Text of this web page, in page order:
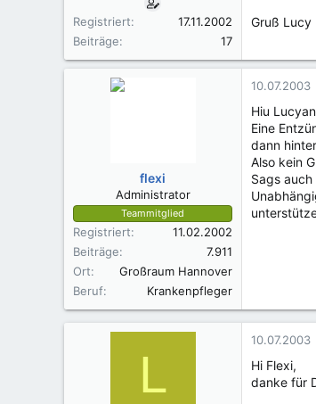
Registriert
17.11.2002
Beiträge
17
Gruß Lucy
flexi
Administrator
Teammitglied
Registriert
11.02.2002
Beiträge
7.911
Ort
Großraum Hannover
Beruf
Krankenpfleger
10.07.2003
Hiu
Eine
dann
Also kein
Sags
L
10.07.2003
Hi Flexi,
danke für